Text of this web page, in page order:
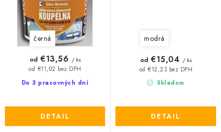
černá
Do 3 pracovných dní
od €11,02 bez DPH
od €13,56 / ks
DETAIL
modrá
Skladom
od €12,23 bez DPH
od €15,04 / ks
DETAIL